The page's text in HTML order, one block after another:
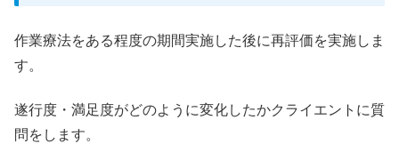
作業療法をある程度の期間実施した後に再評価を実施しま
す。
遂行度・満足度がどのように変化したかクライエントに質
問をします。